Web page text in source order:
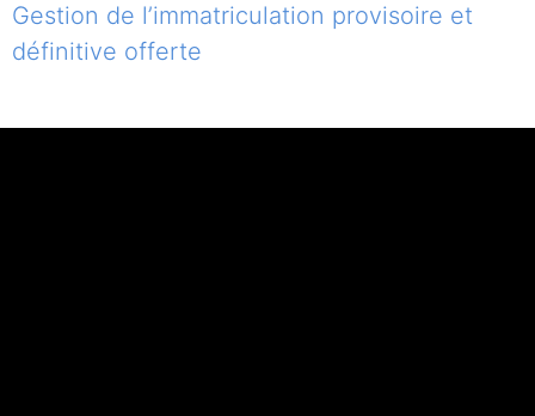
Gestion de l’immatriculation provisoire et
définitive offerte